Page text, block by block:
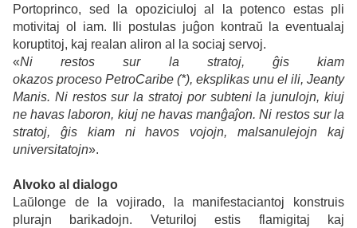
Portoprinco, sed la opoziciuloj al la potenco estas pli
motivitaj ol iam. Ili postulas juĝon kontraŭ la eventualaj
koruptitoj, kaj realan aliron al la sociaj servoj.
«Ni restos sur la stratoj, ĝis kiam
okazos proceso PetroCaribe (*), eksplikas unu el ili, Jeanty
Manis. Ni restos sur la stratoj por subteni la junulojn, kiuj
ne havas laboron, kiuj ne havas manĝaĵon. Ni restos sur la
stratoj, ĝis kiam ni havos vojojn, malsanulejojn kaj
universitatojn».
Alvoko al dialogo
Laŭlonge de la vojirado, la manifestaciantoj konstruis
plurajn barikadojn. Veturiloj estis flamigitaj kaj